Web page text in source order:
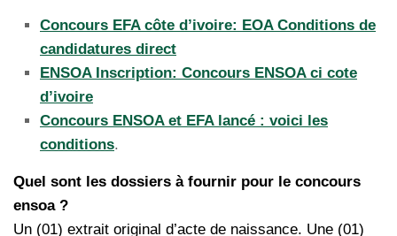
Concours EFA côte d’ivoire: EOA Conditions de
candidatures direct
ENSOA Inscription: Concours ENSOA ci cote
d’ivoire
Concours ENSOA et EFA lancé : voici les
conditions.
Quel sont les dossiers à fournir pour le concours
ensoa ?
Un (01) extrait original d’acte de naissance. Une (01)